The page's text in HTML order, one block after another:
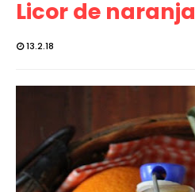
Licor de naranja
13.2.18